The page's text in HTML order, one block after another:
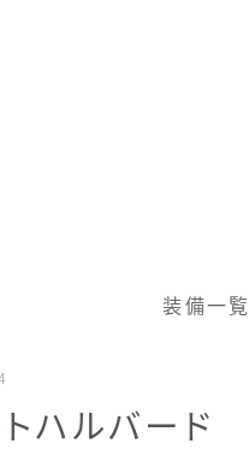
装備一覧
ハルバード